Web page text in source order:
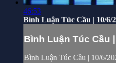
46:53
Bình Luận Túc Cầu | 10/6/
Bình Luận Túc Cầu |
Bình Luận Túc Cầu | 10/6/